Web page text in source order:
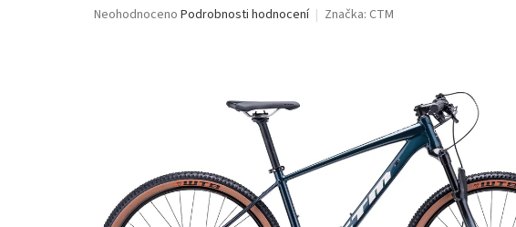
Průměrné
Neohodnoceno Podrobnosti hodnocení Značka: CTM